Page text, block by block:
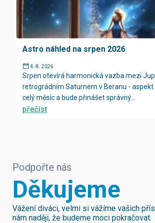
Astro náhled na srpen 2026
4. 8. 2026
Srpen otevírá harmonická vazba mezi
retrográdním Saturnem v Beranu -
celý měsíc a bude přinášet správný...
přečíst
Podpořte nás
Děkujeme
Vážení diváci, velmi si vážíme vašich
nám naději, že budeme moci pokračovat.